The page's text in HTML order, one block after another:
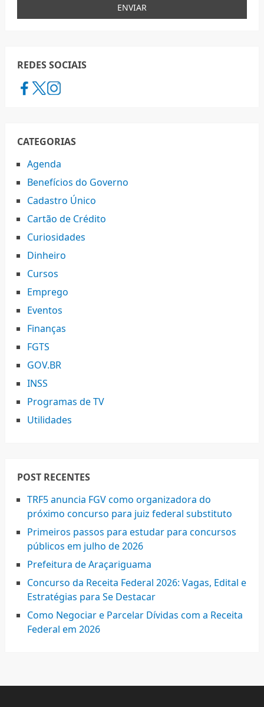
REDES SOCIAIS
CATEGORIAS
Agenda
Benefícios do Governo
Cadastro Único
Cartão de Crédito
Curiosidades
Dinheiro
Cursos
Emprego
Eventos
Finanças
FGTS
GOV.BR
INSS
Programas de TV
Utilidades
POST RECENTES
TRF5 anuncia FGV como organizadora do
próximo concurso para juiz federal substituto
Primeiros passos para estudar para concursos
públicos em julho de 2026
Prefeitura de Araçariguama
Concurso da Receita Federal 2026: Vagas, Edital e
Estratégias para Se Destacar
Como Negociar e Parcelar Dívidas com a Receita
Federal em 2026